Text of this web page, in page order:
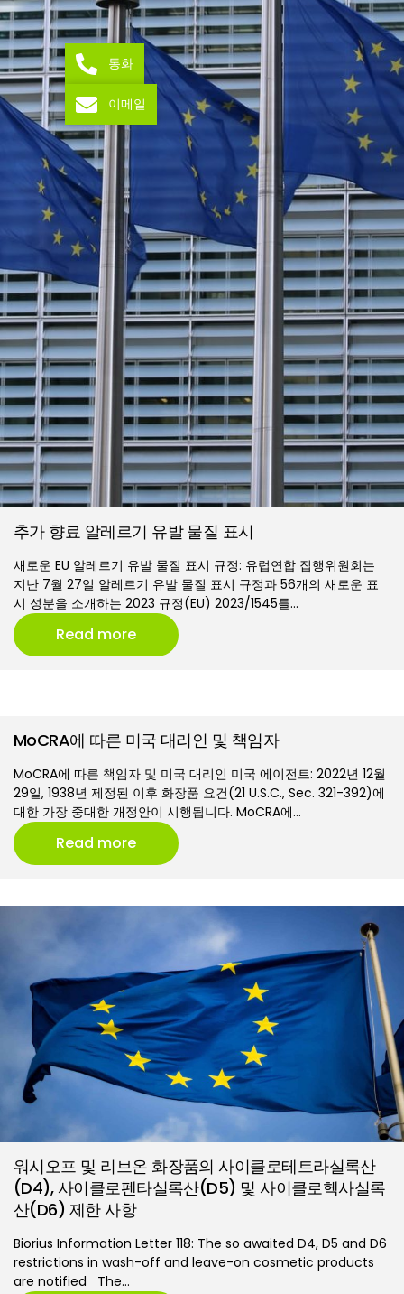
추가 향료 알레르기 유발 물질 표시
새로운 EU 알레르기 유발 물질 표시 규정: 유럽연합 집행위원회는
지난 7월 27일 알레르기 유발 물질 표시 규정과 56개의 새로운 표
시 성분을 소개하는 2023 규정(EU) 2023/1545를…
Read more
MoCRA에 따른 미국 대리인 및 책임자
MoCRA에 따른 책임자 및 미국 대리인 미국 에이전트: 2022년 12월
29일, 1938년 제정된 이후 화장품 요건(21 U.S.C., Sec. 321-392)에
대한 가장 중대한 개정안이 시행됩니다. MoCRA에…
Read more
워시오프 및 리브온 화장품의 사이클로테트라실록산
(D4), 사이클로펜타실록산(D5) 및 사이클로헥사실록
산(D6) 제한 사항
Biorius Information Letter 118: The so awaited D4, D5 and D6
restrictions in wash-off and leave-on cosmetic products
are notified The…
통화
이메일